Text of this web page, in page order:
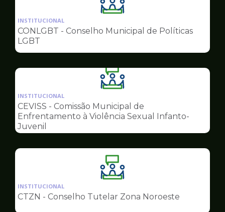
Ilustração
da
pagina
Conselhos
INSTITUCIONAL
CONLGBT - Conselho Municipal de Políticas
LGBT
Ilustração
da
pagina
de
INSTITUCIONAL
CEVISS - Comissão Municipal de
Enfrentamento à Violência Sexual Infanto-
Juvenil
Ilustração
da
pagina
INSTITUCIONAL
CTZN - Conselho Tutelar Zona Noroeste